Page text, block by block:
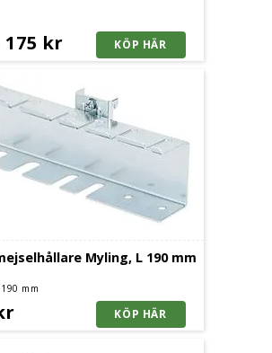
175 kr
Myling, L 190 mm
mm